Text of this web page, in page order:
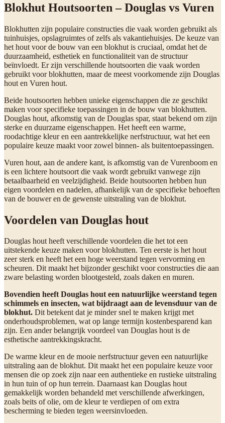
Blokhut Houtsoorten – Douglas vs Vuren
Blokhutten zijn populaire constructies die vaak worden gebruikt als
tuinhuisjes, opslagruimtes of zelfs als vakantiehuisjes. De keuze van
het hout voor de bouw van een blokhut is cruciaal, omdat het de
duurzaamheid, esthetiek en functionaliteit van de structuur
beïnvloedt. Er zijn verschillende houtsoorten die vaak worden
gebruikt voor blokhutten, maar de meest voorkomende zijn Douglas
hout en Vuren hout.
Beide houtsoorten hebben unieke eigenschappen die ze geschikt
maken voor specifieke toepassingen in de bouw van blokhutten.
Douglas hout, afkomstig van de Douglas spar, staat bekend om zijn
sterke en duurzame eigenschappen. Het heeft een warme,
roodachtige kleur en een aantrekkelijke nerfstructuur, wat het een
populaire keuze maakt voor zowel binnen- als buitentoepassingen.
Vuren hout, aan de andere kant, is afkomstig van de Vurenboom en
is een lichtere houtsoort die vaak wordt gebruikt vanwege zijn
betaalbaarheid en veelzijdigheid. Beide houtsoorten hebben hun
eigen voordelen en nadelen, afhankelijk van de specifieke behoeften
van de bouwer en de gewenste uitstraling van de blokhut.
Voordelen van Douglas hout
Douglas hout heeft verschillende voordelen die het tot een
uitstekende keuze maken voor blokhutten. Ten eerste is het hout
zeer sterk en heeft het een hoge weerstand tegen vervorming en
scheuren. Dit maakt het bijzonder geschikt voor constructies die aan
zware belasting worden blootgesteld, zoals daken en muren.
Bovendien heeft Douglas hout een natuurlijke weerstand tegen
schimmels en insecten, wat bijdraagt aan de levensduur van de
blokhut. Dit betekent dat je minder snel te maken krijgt met
onderhoudsproblemen, wat op lange termijn kostenbesparend kan
zijn. Een ander belangrijk voordeel van Douglas hout is de
esthetische aantrekkingskracht.
De warme kleur en de mooie nerfstructuur geven een natuurlijke
uitstraling aan de blokhut. Dit maakt het een populaire keuze voor
mensen die op zoek zijn naar een authentieke en rustieke uitstraling
in hun tuin of op hun terrein. Daarnaast kan Douglas hout
gemakkelijk worden behandeld met verschillende afwerkingen,
zoals beits of olie, om de kleur te verdiepen of om extra
bescherming te bieden tegen weersinvloeden.